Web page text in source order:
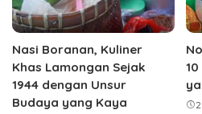
Nasi Boranan, Kuliner
Khas Lamongan Sejak
1944 dengan Unsur
Budaya yang Kaya